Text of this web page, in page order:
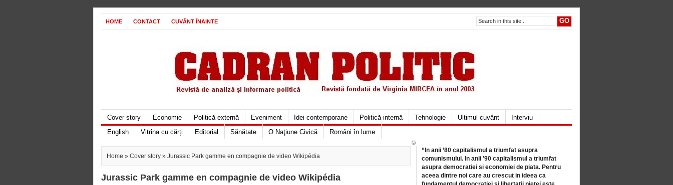
HOME CONTACT CUVÂNT ÎNAINTE
Cover story Economie Politică externă Eveniment Idei contemporane Politică internă Tehnologie Ultimul cuvânt
Interviu
English
Vitrina cu cărți Editorial Sănătate O Naţiune Civică Români în lume
Home » Cover story » Jurassic Park gamme en compagnie de video Wikipédia
Jurassic Park gamme en compagnie de video Wikipédia
“In anii ’80 capitalismul a triumfat asupra
comunismului. In anii ’90 capitalismul a triumfat
asupra democratiei si economiei de piata. Pentru
aceea dintre noi care au crescut in ideea ca
©